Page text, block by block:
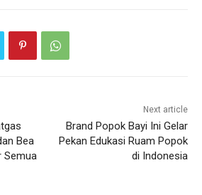
Bea
Semua
Next article
Brand Popok Bayi Ini Gelar
Pekan Edukasi Ruam Popok
di Indonesia